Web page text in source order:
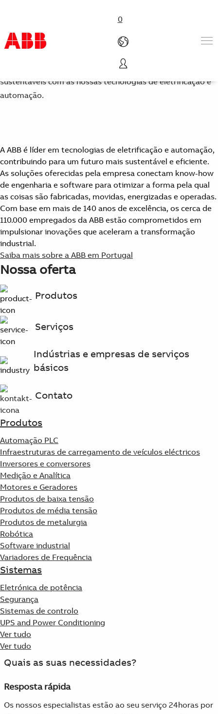
0
Produtos e soluções
Indústrias
Suggestions
Products
See more products
Shopping list preview
0
ABB em Portugal
Ajudamos as indústrias a tornarem-se mais eficientes e
sustentáveis com as nossas tecnologias de eletrificação e
automação.
A ABB é líder em tecnologias de eletrificação e automação,
contribuindo para um futuro mais sustentável e eficiente.
As soluções oferecidas pela empresa conectam know-how
de engenharia e software para otimizar a forma pela qual
as coisas são fabricadas, movidas, energizadas e operadas.
Com base em mais de 140 anos de excelência, os cerca de
110.000 empregados da ABB estão comprometidos em
impulsionar inovações que aceleram a transformação
industrial.
Saiba mais sobre a ABB em Portugal
Nossa oferta
Produtos
Serviços
Indústrias e empresas de serviços
básicos
Contato
Produtos
Automação PLC
Infraestruturas de carregamento de veículos eléctricos
Inversores e conversores
Medição e Analítica
Motores e Geradores
Produtos de baixa tensão
Produtos de média tensão
Produtos de metalurgia
Robótica
Software industrial
Variadores de Frequência
Sistemas
Eletrónica de potência
Segurança
Sistemas de controlo
UPS and Power Conditioning
Ver tudo
Ver tudo
Quais as suas necessidades?
Resposta rápida
Os nossos especialistas estão ao seu serviço 24horas por